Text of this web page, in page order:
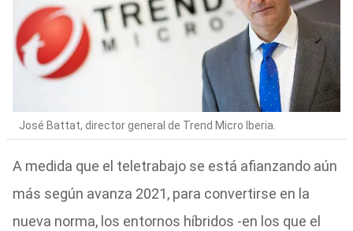
José Battat, director general de Trend Micro Iberia.
A medida que el teletrabajo se está afianzando aún
más según avanza 2021, para convertirse en la
nueva norma, los entornos híbridos -en los que el